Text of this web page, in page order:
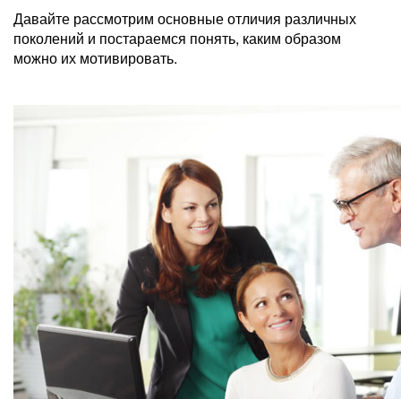
Давайте рассмотрим основные отличия различных
поколений и постараемся понять, каким образом
можно их мотивировать.